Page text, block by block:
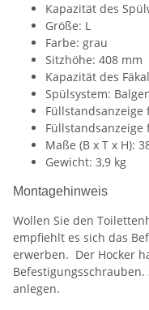
Kapazität des
Größe: L
Farbe: grau
Sitzhöhe: 408 mm
Kapazität des
Spülsystem:
Füllstandsanzeige
Maße (B x T x H):
Gewicht: 3,9 kg
Montagehinweis
Wollen Sie den
empfiehlt es sich das
erwerben. Der Hocker
anlegen.